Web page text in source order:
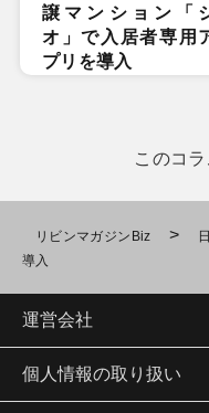
譲マンション「
オ」で入居者専用
プリを導入
このコ
リビンマガジンBiz >
導入
運営会社
個人情報の取り扱い